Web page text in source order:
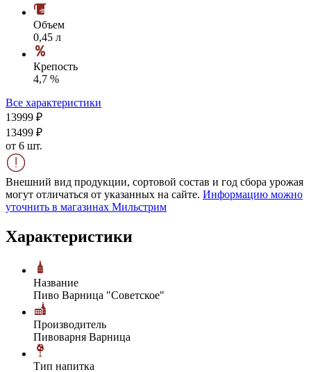
Объем
0,45 л
Крепость
4,7 %
Все характеристики
13999 ₽
13499 ₽
от 6 шт.
Внешний вид продукции, сортовой состав и год сбора урожая
могут отличаться от указанных на сайте. Информацию можно
уточнить в магазинах Мильстрим
Характеристики
Название
Пиво Варница "Советское"
Производитель
Пивоварня Варница
Тип напитка